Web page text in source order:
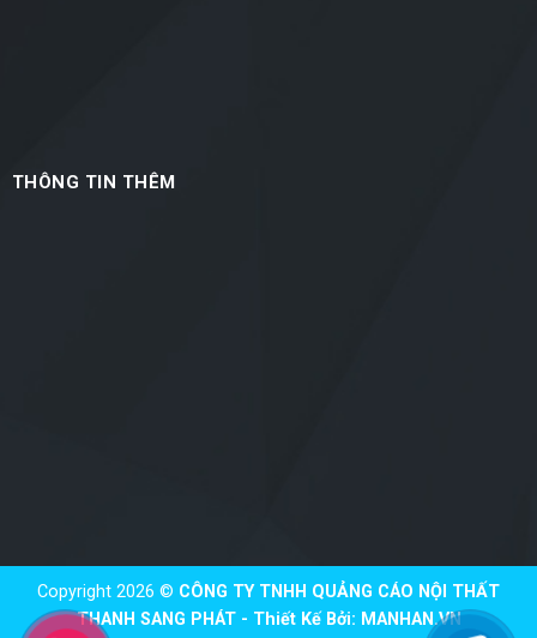
THÔNG TIN THÊM
Copyright 2026 © CÔNG TY TNHH QUẢNG CÁO NỘI THẤT
THANH SANG PHÁT - Thiết Kế Bởi: MANHAN.VN